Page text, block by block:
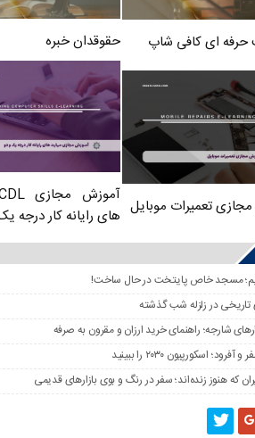
حرفه ای کافی شاپ حقوقدان خبره
تعمیرات موبایل های رایانه کار درجه
مسجد خاص پایتخت در حال ساخت!
شارجه؛ راهنمای خرید ارزان و مقرون به صرفه
اسکورپیون ۲۰۳۰ را ببینید